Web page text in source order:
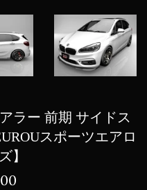
ラー 前期 サイドス
スポーツエアロ
】